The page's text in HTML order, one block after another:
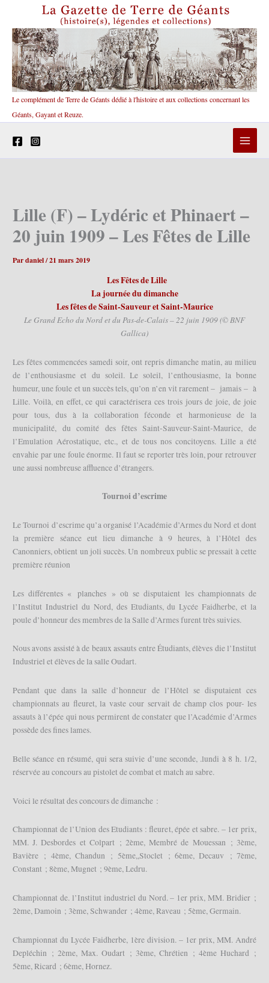
contenu
Le complément de Terre de Géants dédié à l'histoire et aux collections concernant les
Géants, Gayant et Reuze.
Lille (F) – Lydéric et Phinaert –
20 juin 1909 – Les Fêtes de Lille
Pardaniel/21 mars 2019
Les Fêtes de Lille
La journée du dimanche
Les fêtes de Saint-Sauveur et Saint-Maurice
Le Grand Echo du Nord et du Pas-de-Calais – 22 juin 1909 (© BNF
Gallica)
Les fêtes commencées samedi soir, ont repris dimanche matin, au milieu
de l’enthousiasme et du soleil. Le soleil, l’enthousiasme, la bonne
humeur, une foule et un succès tels, qu’on n’en vit rarement – jamais – à
Lille. Voilà, en effet, ce qui caractérisera ces trois jours de joie, de joie
pour tous, dus à la collaboration féconde et harmonieuse de la
municipalité, du comité des fêtes Saint-Sauveur-Saint-Maurice, de
l’Emulation Aérostatique, etc., et de tous nos concitoyens. Lille a été
envahie par une foule énorme. Il faut se reporter très loin, pour retrouver
une aussi nombreuse affluence d’étrangers.
Tournoi d’escrime
Le Tournoi d’escrime qu’a organisé l’Académie d’Armes du Nord et dont
la première séance eut lieu dimanche à 9 heures, à l’Hôtel des
Canonniers, obtient un joli succès. Un nombreux public se pressait à cette
première réunion
Les différentes « planches » où se disputaient les championnats de
l’Institut Industriel du Nord, des Etudiants, du Lycée Faidherbe, et la
poule d’honneur des membres de la Salle d’Armes furent très suivies.
Nous avons assisté à de beaux assauts entre Étudiants, élèves die l’Institut
Industriel et élèves de la salle Oudart.
Pendant que dans la salle d’honneur de l’Hôtel se disputaient ces
championnats au fleuret, la vaste cour servait de champ clos pour- les
assauts à l’épée qui nous permirent de constater que l’Académie d’Armes
possède des fines lames.
Belle séance en résumé, qui sera suivie d’une seconde, .lundi à 8 h. 1/2,
réservée au concours au pistolet de combat et match au sabre.
Voici le résultat des concours de dimanche :
Championnat de l’Union des Etudiants : fleuret, épée et sabre. – 1er prix,
MM. J. Desbordes et Colpart ; 2ème, Membré de Mouessan ; 3ème,
Bavière ; 4ème, Chandun ; 5ème,,Stoclet ; 6ème, Decauv ; 7ème,
Constant ; 8ème, Mugnet ; 9ème, Ledru.
Championnat de. l’Institut industriel du Nord. – 1er prix, MM. Bridier ;
2ème, Damoin ; 3ème, Schwander ; 4ème, Raveau ; 5ème, Germain.
Championnat du Lycée Faidherbe, 1ère division. – 1er prix, MM. André
Depléchin ; 2ème, Max. Oudart ; 3ème, Chrétien ; 4ème Huchard ;
5ème, Ricard ; 6ème, Hornez.